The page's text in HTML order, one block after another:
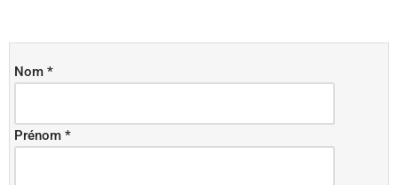
Nom *
Prénom *